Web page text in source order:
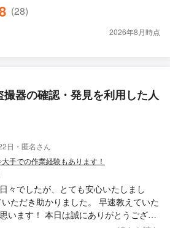
(28)
2026年8月時点
器の確認・発見を利用した人
日・匿名さん
手での作業経験もあります！
々でしたが、とても安心いたしまし
ただき助かりました。 早速教えていた
います！ 本日は誠にありがとうござい